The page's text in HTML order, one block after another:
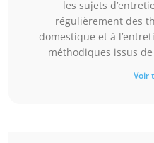
les sujets
régulièrement des
domestique et à
méthodiques issus
Voir